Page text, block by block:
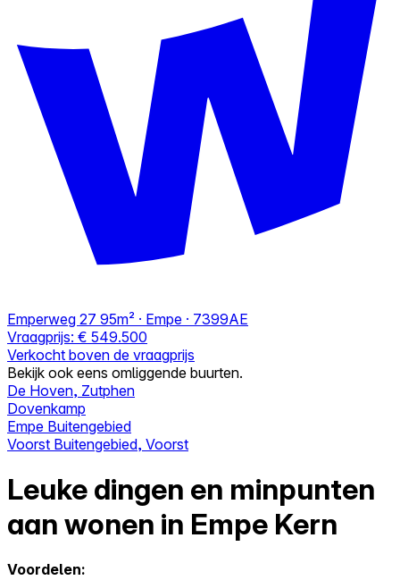
Emperweg 27 95m² · Empe · 7399AE
Vraagprijs: € 549.500
Verkocht boven de vraagprijs
Bekijk ook eens omliggende buurten.
De Hoven, Zutphen
Dovenkamp
Empe Buitengebied
Voorst Buitengebied, Voorst
Leuke dingen en minpunten
aan wonen in Empe Kern
Voordelen: